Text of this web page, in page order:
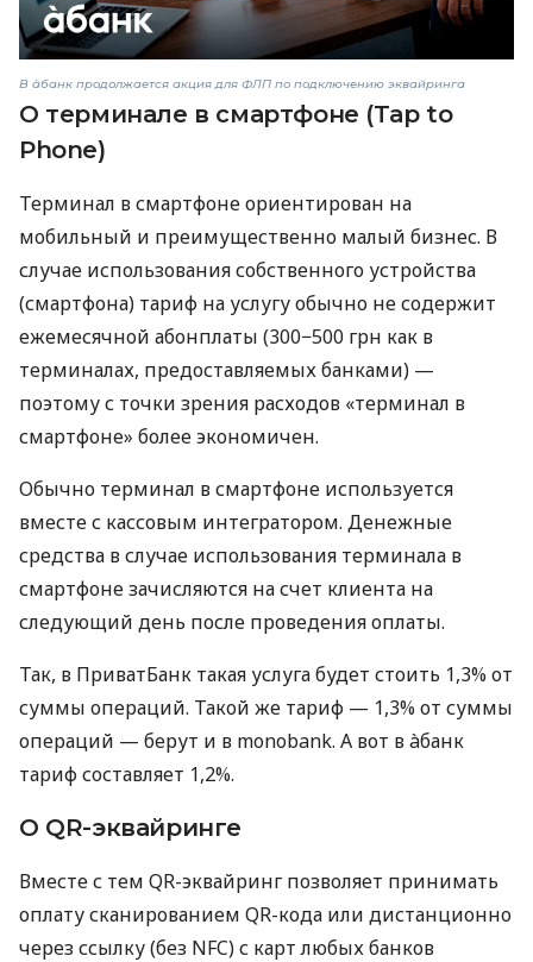
В àбанк продолжается акция для ФЛП по подключению эквайринга
О терминале в смартфоне (Tap to
Phone)
Терминал в смартфоне ориентирован на
мобильный и преимущественно малый бизнес. В
случае использования собственного устройства
(смартфона) тариф на услугу обычно не содержит
ежемесячной абонплаты (300−500 грн как в
терминалах, предоставляемых банками) —
поэтому с точки зрения расходов «терминал в
смартфоне» более экономичен.
Обычно терминал в смартфоне используется
вместе с кассовым интегратором. Денежные
средства в случае использования терминала в
смартфоне зачисляются на счет клиента на
следующий день после проведения оплаты.
Так, в ПриватБанк такая услуга будет стоить 1,3% от
суммы операций. Такой же тариф — 1,3% от суммы
операций — берут и в monobank. А вот в àбанк
тариф составляет 1,2%.
О QR-эквайринге
Вместе с тем QR-эквайринг позволяет принимать
оплату сканированием QR-кода или дистанционно
через ссылку (без NFC) с карт любых банков